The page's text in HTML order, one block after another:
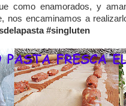
como enamorados, y
nos encaminamos a
#singluten